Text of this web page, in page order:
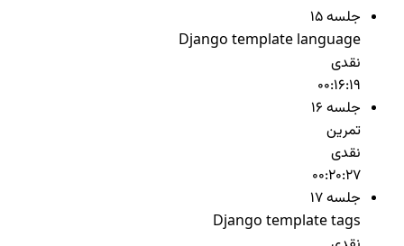
جلسه 15
Django template language
نقدی
00:16:19
جلسه 16
تمرین
نقدی
00:20:27
جلسه 17
Django template tags